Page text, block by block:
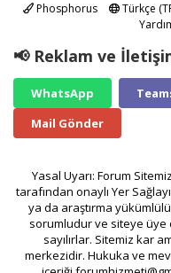
Phosphorus
Türkçe
📢 Reklam ve
WhatsApp
Mail Gönder
Yasal Uyarı: Forum
tarafından onaylı Yer
ya da araştırma
sorumludur ve siteye üye
sayılırlar. Sitemiz kar
merkezidir. Hukuka ve